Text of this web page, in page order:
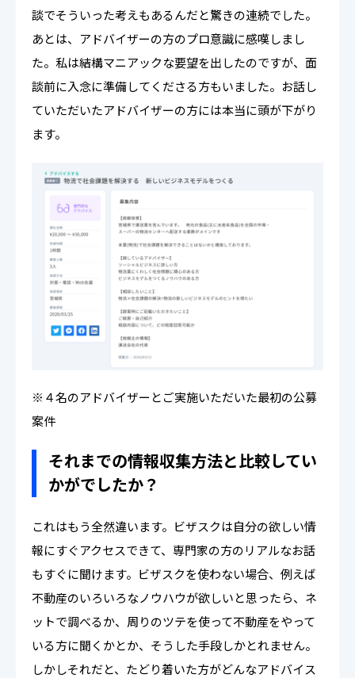
談でそういった考えもあるんだと驚きの連続でした。
あとは、アドバイザーの方のプロ意識に感嘆しまし
た。私は結構マニアックな要望を出したのですが、面
談前に入念に準備してくださる方もいました。お話し
ていただいたアドバイザーの方には本当に頭が下がり
ます。
※４名のアドバイザーとご実施いただいた最初の公募
案件
それまでの情報収集方法と比較してい
かがでしたか？
これはもう全然違います。ビザスクは自分の欲しい情
報にすぐアクセスできて、専門家の方のリアルなお話
もすぐに聞けます。ビザスクを使わない場合、例えば
不動産のいろいろなノウハウが欲しいと思ったら、ネ
ットで調べるか、周りのツテを使って不動産をやって
いる方に聞くかとか、そうした手段しかとれません。
しかしそれだと、たどり着いた方がどんなアドバイス